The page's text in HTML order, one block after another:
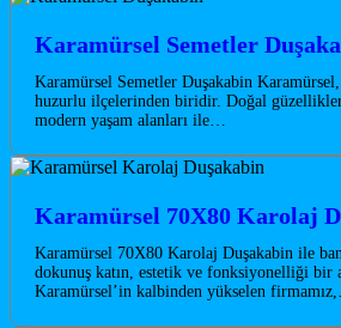
Karamürsel Semetler
Karamürsel Semetler Duşakabin
huzurlu ilçelerinden biridir. Doğal
modern yaşam alanları ile…
Karamürsel 70X80 Karolaj
Karamürsel 70X80 Karolaj Duşakabin ile
dokunuş katın, estetik ve fonksiyonelliği bir
Karamürsel’in kalbinden yükselen